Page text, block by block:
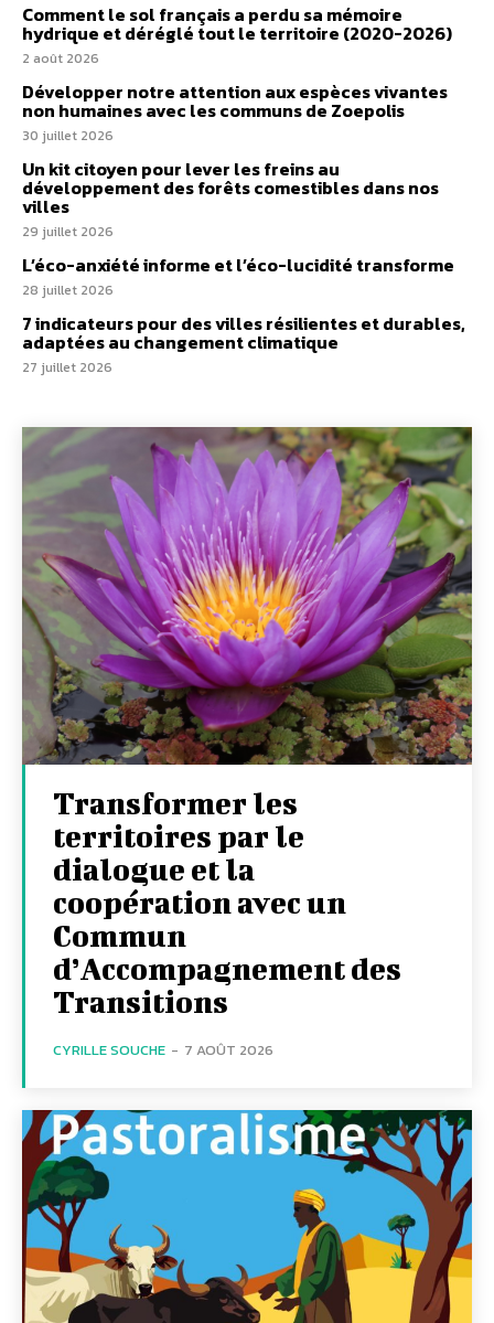
Comment le sol français a perdu sa mémoire
hydrique et déréglé tout le territoire (2020-2026)
2 août 2026
Développer notre attention aux espèces vivantes
non humaines avec les communs de Zoepolis
30 juillet 2026
Un kit citoyen pour lever les freins au
développement des forêts comestibles dans nos
villes
29 juillet 2026
L’éco-anxiété informe et l’éco-lucidité transforme
28 juillet 2026
7 indicateurs pour des villes résilientes et durables,
adaptées au changement climatique
27 juillet 2026
Transformer les
territoires par le
dialogue et la
coopération avec un
Commun
d’Accompagnement des
Transitions
CYRILLE SOUCHE - 7 AOÛT 2026